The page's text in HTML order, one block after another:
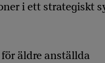
i ett strategiskt
äldre anställda